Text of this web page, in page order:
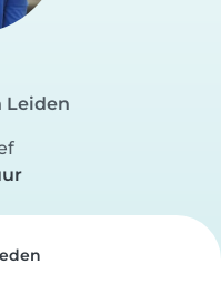
Leiden